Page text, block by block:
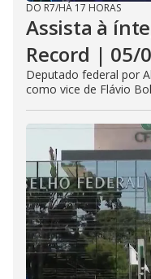
DO R7/HÁ 17 HORAS
Assista à
Record | 05/
Deputado federal por
como vice de Flávio